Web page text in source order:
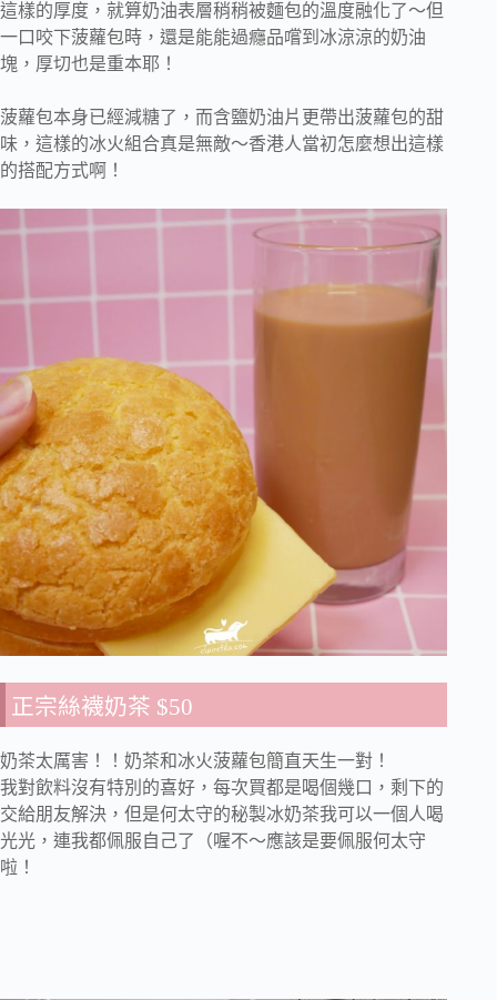
這樣的厚度，就算奶油表層稍稍被麵包的溫度融化了～但
一口咬下菠蘿包時，還是能能過癮品嚐到冰涼涼的奶油
塊，厚切也是重本耶！
菠蘿包本身已經減糖了，而含鹽奶油片更帶出菠蘿包的甜
味，這樣的冰火組合真是無敵～香港人當初怎麼想出這樣
的搭配方式啊！
正宗絲襪奶茶 $50
奶茶太厲害！！奶茶和冰火菠蘿包簡直天生一對！
我對飲料沒有特別的喜好，每次買都是喝個幾口，剩下的
交給朋友解決，但是何太守的秘製冰奶茶我可以一個人喝
光光，連我都佩服自己了（喔不～應該是要佩服何太守
啦！